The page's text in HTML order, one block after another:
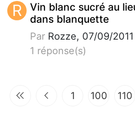
R
Vin blanc sucré au
dans blanquette
Par Rozze, 07/09/2011
1 réponse(s)
1 100 110